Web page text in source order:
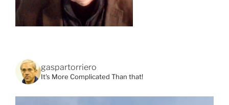
gaspartorriero
It's More Complicated Than that!